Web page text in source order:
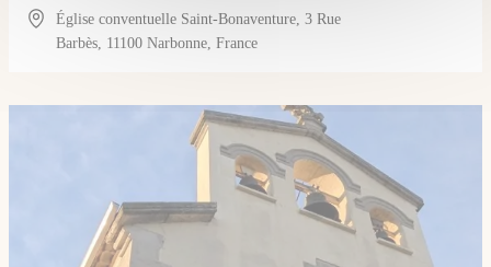
Église conventuelle Saint-Bonaventure, 3 Rue
Barbès, 11100 Narbonne, France